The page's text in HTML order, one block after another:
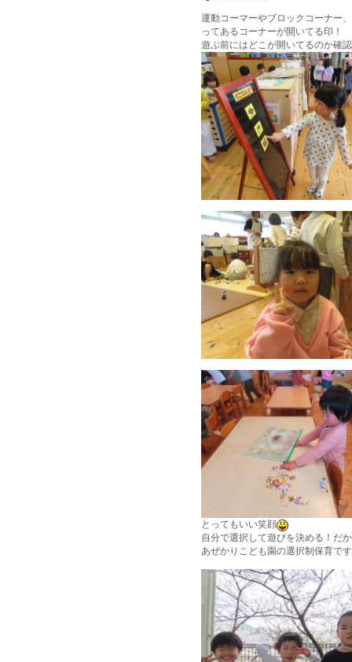
運動コーマーやブロックコーナー
ってあるコーナーが開いてる印！
遊ぶ前にはどこが開いてるのか確
とってもいい笑顔
自分で選択して遊びを決める！だ
あぜかりこども園の選択制保育です